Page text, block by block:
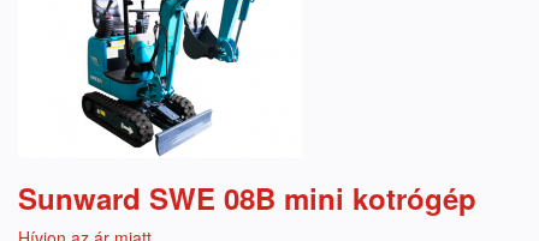
Sunward SWE 08B mini kotrógép